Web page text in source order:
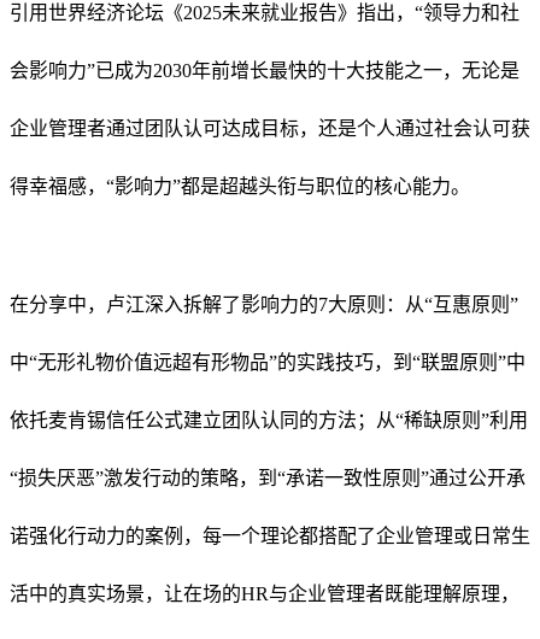
引用世界经济论坛《2025未来就业报告》指出，“领导力和社
会影响力”已成为2030年前增长最快的十大技能之一，无论是
企业管理者通过团队认可达成目标，还是个人通过社会认可获
得幸福感，“影响力”都是超越头衔与职位的核心能力。
在分享中，卢江深入拆解了影响力的7大原则：从“互惠原则”
中“无形礼物价值远超有形物品”的实践技巧，到“联盟原则”中
依托麦肯锡信任公式建立团队认同的方法；从“稀缺原则”利用
“损失厌恶”激发行动的策略，到“承诺一致性原则”通过公开承
诺强化行动力的案例，每一个理论都搭配了企业管理或日常生
活中的真实场景，让在场的HR与企业管理者既能理解原理，